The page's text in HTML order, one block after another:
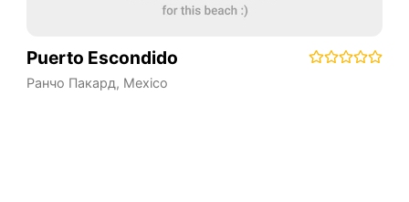
Puerto Escondido
Ранчо Пакард, Mexico